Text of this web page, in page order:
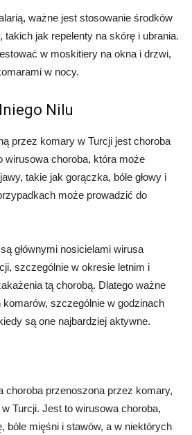
ważne jest stosowanie środków
jak repelenty na skórę i ubrania.
w moskitiery na okna i drzwi,
w nocy.
Nilu
przez komary w Turcji jest choroba
wirusowa choroba, która może
takie jak gorączka, bóle głowy i
może prowadzić do
głównymi nosicielami wirusa
szczególnie w okresie letnim i
tą chorobą. Dlatego ważne
szczególnie w godzinach
są one najbardziej aktywne.
choroba przenoszona przez komary,
Turcji. Jest to wirusowa choroba,
bóle mięśni i stawów, a w niektórych